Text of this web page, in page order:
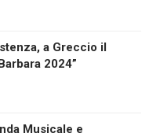
a Greccio il
2024”
Musicale e